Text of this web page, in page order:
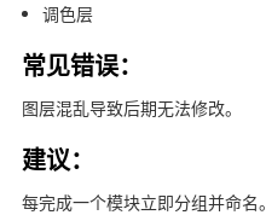
调色层
常见错误：
图层混乱导致后期无法修改。
建议：
每完成一个模块立即分组并命名。